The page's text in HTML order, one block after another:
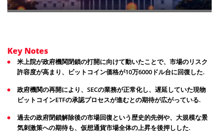
Key Notes
米上院が政府機関閉鎖の打開に向けて動いたことで、市場のリスク
許容度が高まり、ビットコイン価格が10万6000ドル台に回復した.
政府機関の再開により、SECの業務が正常化し、遅延していた現物
ビットコインETFの承認プロセスが進むとの期待が広がっている.
過去の政府閉鎖解除後の市場回復という歴史的先例や、大規模な景
気刺激策への期待も、仮想通貨市場全体の上昇を後押しした.